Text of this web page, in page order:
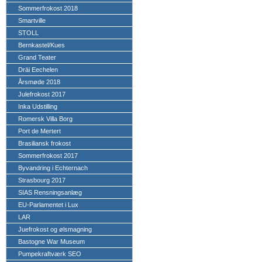
Sommerfrokost 2018
Smartville
STOLL
Bernkastel/Kues
Grand Teater
Dräi Eechelen
Årsmøde 2018
Julefrokost 2017
Inka Udstilling
Romersk Villa Borg
Port de Mertert
Brasiliansk frokost
Sommerfrokost 2017
Byvandring i Echternach
Strasbourg 2017
SIAS Rensningsanlæg
EU-Parlamentet i Lux
LAR
Juefrokost og ølsmagning
Bastogne War Museum
Pumpekraftværk SEO